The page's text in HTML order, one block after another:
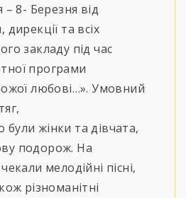
– 8- Березня від
дирекції та всіх
закладу під час
програми
любові…». Умовний
жінки та дівчата,
подорож. На
мелодійні пісні,
різноманітні